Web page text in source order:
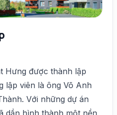
Hưng được thành lập
lập viên là ông Võ Anh
Với những dự án
dần hình thành một nền